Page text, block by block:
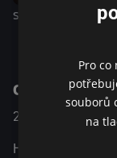
Saulův syn
O pořadu
2024 Německo
Hilde je v roce
Pro
souborů
na